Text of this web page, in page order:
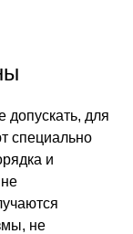
допускать, для
специально
и
не